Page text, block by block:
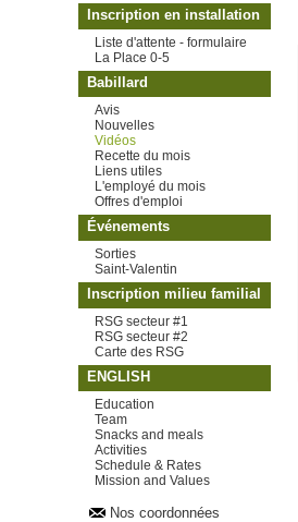
Inscription en installation
Liste d'attente - formulaire
La Place 0-5
Babillard
Avis
Nouvelles
Vidéos
Recette du mois
Liens utiles
L'employé du mois
Offres d'emploi
Événements
Sorties
Saint-Valentin
Inscription milieu familial
RSG secteur #1
RSG secteur #2
Carte des RSG
ENGLISH
Education
Team
Snacks and meals
Activities
Schedule & Rates
Mission and Values
Nos coordonnées